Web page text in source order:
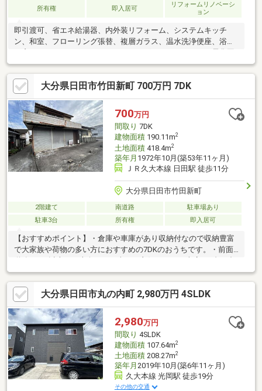
所有権 即入居可
リフォームリノベーシ
ョン
即引渡可、省エネ給湯器、内外装リフォーム、システムキッチ
ン、和室、フローリング張替、複層ガラス、温水洗浄便座、浴室
定資産税：21890円/年駐車場は大型車の場合は近隣に月極駐車場
あり。3500円/月
大分県日田市竹田新町 700万円 7DK
700万円
間取り 7DK
建物面積190.11m2
土地面積418.4m2
築年月 1972年10月(築53年11ヶ月)
ＪＲ久大本線 日田駅 徒歩11分
大分県日田市竹田新町
2階建て 南道路
駐車場あり
駐車3台
所有権 即入居可
【おすすめポイント】・倉庫や車庫があり収納付なので収納豊富
で大家族や荷物の多い方におすすめの7DKのおうちです。・前面
計6台駐車可能です。・JR久大本線 日田駅まで850m（徒歩11分）
通勤通学に便利です。・竹田公園まで170m（徒歩3分）遊具もあ
り、お散歩や散策におすすめです。【周辺施設】・ローソン日田
東町店まで220m（徒歩3分）・エープライス日田店まで450m（徒
歩6分）・イオン日田店まで700m（徒歩9分）・ドラッグストアコ
スモス日田若宮店まで850m（徒歩11分）
大分県日田市丸の内町 2,980万円 4SLDK
2,980万円
間取り 4SLDK
建物面積107.64m2
土地面積208.27m2
築年月 2019年10月(築6年11ヶ月)
久大本線 光岡駅 徒歩19分
その他の交通